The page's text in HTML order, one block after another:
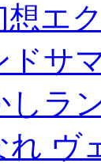
想エ
ドサ
しラ
れ ヴ